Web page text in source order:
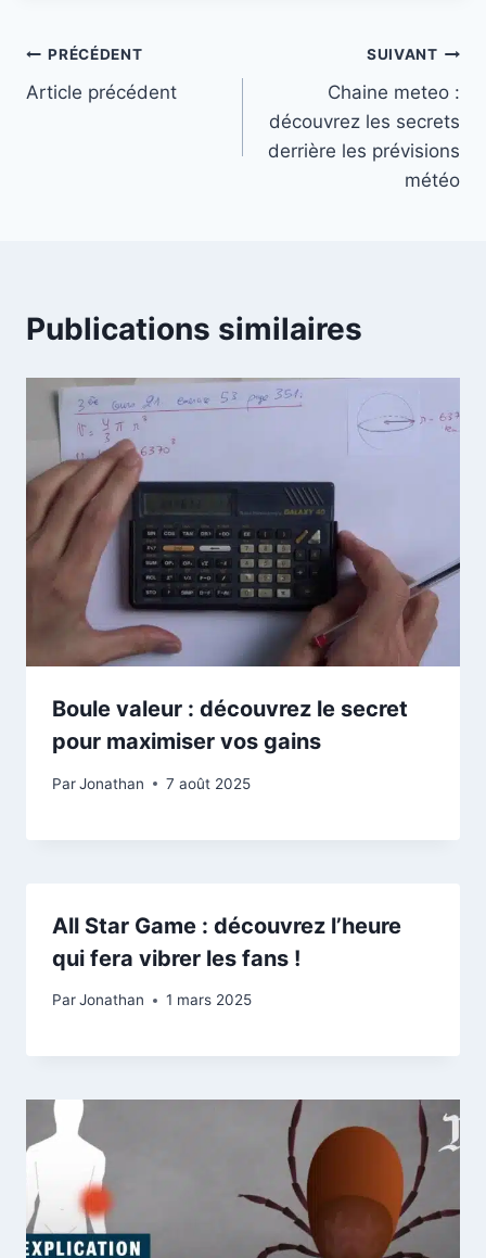
Navigation
de
PRÉCÉDENT
Article précédent
SUIVANT
Chaine meteo :
découvrez les secrets
derrière les prévisions
météo
Publications similaires
Boule valeur : découvrez le secret
pour maximiser vos gains
ParJonathan 7 août 2025
All Star Game : découvrez l’heure
qui fera vibrer les fans !
ParJonathan 1 mars 2025